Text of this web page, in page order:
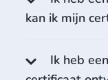
kan ik mijn
Ik heb